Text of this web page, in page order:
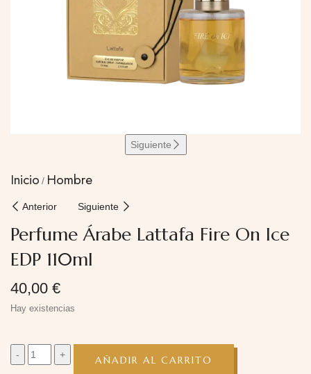
Siguiente
Inicio Hombre
Anterior Siguiente
Perfume Árabe Lattafa Fire On Ice
EDP 110ml
40,00 €
Hay existencias
AÑADIR AL CARRITO